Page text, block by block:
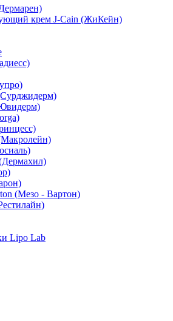
крем J-Cain (ЖиКейн)
(Мезо - Вартон)
Lipo Lab